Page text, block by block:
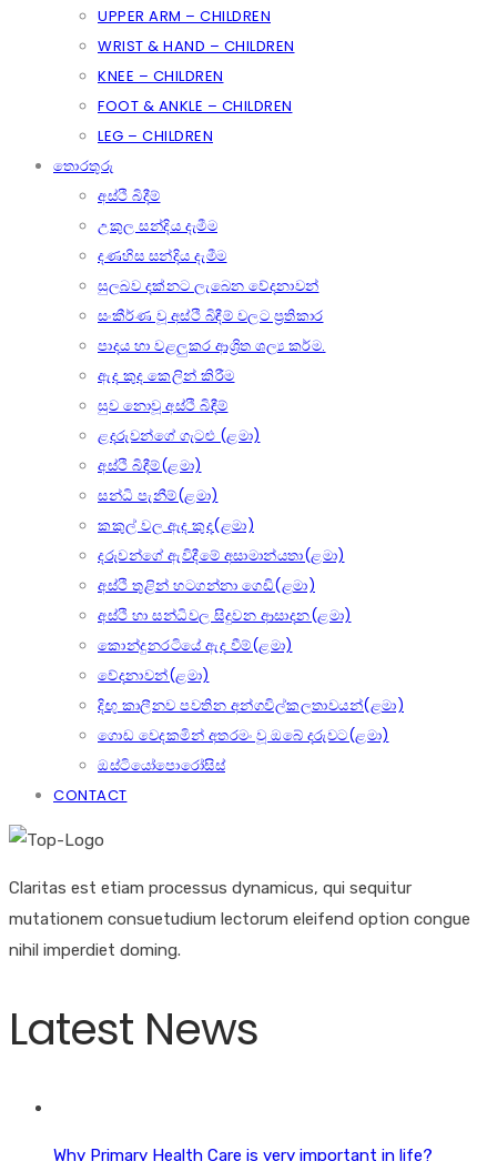
UPPER ARM – CHILDREN
WRIST & HAND – CHILDREN
KNEE – CHILDREN
FOOT & ANKLE – CHILDREN
LEG – CHILDREN
තොරතුරු
අස්ථි බිදීම්
උකුල සන්දිය දැමීම
දණහිස සන්දිය දැමීම
සුලබව දක්නට ලැබෙන වේදනාවන්
සංකීර්ණ වූ අස්ථි බිඳීම් වලට ප්‍රතිකාර
පාදය හා වළලුකර ආශ්‍රිත ශල්‍ය කර්ම.
ඇද කුද කෙලින් කිරීම
සුව නොවූ අස්ථි බිඳීම්
ළදරුවන්ගේ ගැටළු (ළමා)
අස්ථි බිඳීම්(ළමා)
සන්ධි පැනීම්(ළමා)
කකුල් වල ඇද කුද(ළමා)
දරුවන්ගේ ඇවිදීමේ අසාමාන්යතා(ළමා)
අස්ථි තුළින් හටගන්නා ගෙඩි(ළමා)
අස්ථි හා සන්ධිවල සිදුවන ආසාදන(ළමා)
කොන්දුනරටියේ ඇද වීම්(ළමා)
වේදනාවන්(ළමා)
දිඟු කාලීනව පවතින අන්ගවිල්කලතාවයන්(ළමා)
ගොඩ වෙදකමින් අතරමං වූ ඔබේ දරුවට(ළමා)
ඔස්ටියෝපොරෝසිස්
CONTACT
Claritas est etiam processus dynamicus, qui sequitur
mutationem consuetudium lectorum eleifend option congue
nihil imperdiet doming.
Latest News
Why Primary Health Care is very important in life?